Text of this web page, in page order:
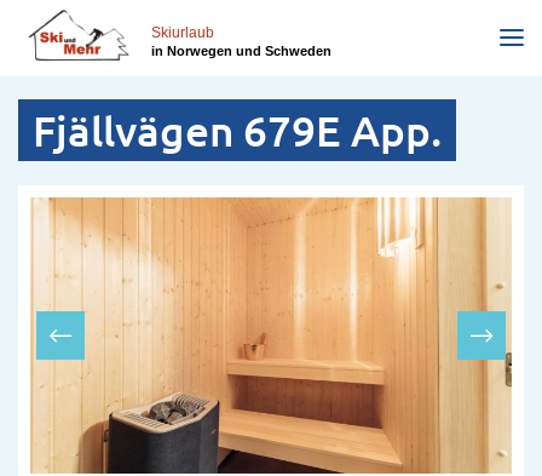
zum
Inhalt
Skiurlaub
in Norwegen und Schweden
Fjällvägen 679E App.